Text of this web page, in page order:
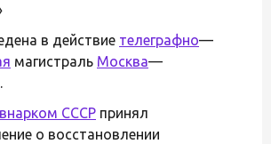
в действие телеграфно—
магистраль Москва—
.
СССР принял
о восстановлении